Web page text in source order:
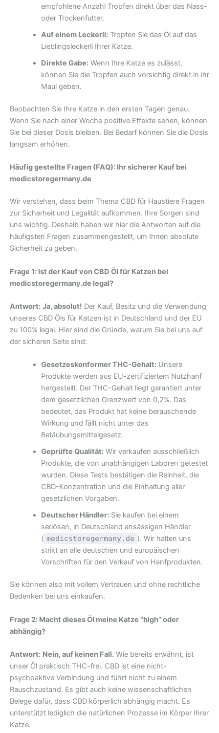
empfohlene Anzahl Tropfen direkt über das Nass-
oder Trockenfutter.
Auf einem Leckerli:Tropfen Sie das Öl auf das
Lieblingsleckerli Ihrer Katze.
Direkte Gabe:Wenn Ihre Katze es zulässt,
können Sie die Tropfen auch vorsichtig direkt in ihr
Maul geben.
Beobachten Sie Ihre Katze in den ersten Tagen genau.
Wenn Sie nach einer Woche positive Effekte sehen, können
Sie bei dieser Dosis bleiben. Bei Bedarf können Sie die Dosis
langsam erhöhen.
Häufig gestellte Fragen (FAQ): Ihr sicherer Kauf bei
medicstoregermany.de
Wir verstehen, dass beim Thema CBD für Haustiere Fragen
zur Sicherheit und Legalität aufkommen. Ihre Sorgen sind
uns wichtig. Deshalb haben wir hier die Antworten auf die
häufigsten Fragen zusammengestellt, um Ihnen absolute
Sicherheit zu geben.
Frage 1: Ist der Kauf von CBD Öl für Katzen bei
medicstoregermany.de legal?
Antwort: Ja, absolut! Der Kauf, Besitz und die Verwendung
unseres CBD Öls für Katzen ist in Deutschland und der EU
zu 100% legal. Hier sind die Gründe, warum Sie bei uns auf
der sicheren Seite sind:
Gesetzeskonformer THC-Gehalt:Unsere
Produkte werden aus EU-zertifiziertem Nutzhanf
hergestellt. Der THC-Gehalt liegt garantiert unter
dem gesetzlichen Grenzwert von 0,2%. Das
bedeutet, das Produkt hat keine berauschende
Wirkung und fällt nicht unter das
Betäubungsmittelgesetz.
Geprüfte Qualität:Wir verkaufen ausschließlich
Produkte, die von unabhängigen Laboren getestet
wurden. Diese Tests bestätigen die Reinheit, die
CBD-Konzentration und die Einhaltung aller
gesetzlichen Vorgaben.
Deutscher Händler:Sie kaufen bei einem
seriösen, in Deutschland ansässigen Händler
( medicstoregermany.de ). Wir halten uns
strikt an alle deutschen und europäischen
Vorschriften für den Verkauf von Hanfprodukten.
Sie können also mit vollem Vertrauen und ohne rechtliche
Bedenken bei uns einkaufen.
Frage 2: Macht dieses Öl meine Katze “high” oder
abhängig?
Antwort: Nein, auf keinen Fall. Wie bereits erwähnt, ist
unser Öl praktisch THC-frei. CBD ist eine nicht-
psychoaktive Verbindung und führt nicht zu einem
Rauschzustand. Es gibt auch keine wissenschaftlichen
Belege dafür, dass CBD körperlich abhängig macht. Es
unterstützt lediglich die natürlichen Prozesse im Körper Ihrer
Katze.